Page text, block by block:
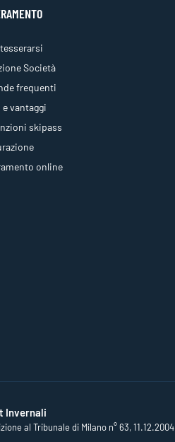
Società
frequenti
vantaggi
skipass
online
Invernali
al Tribunale di Milano n° 63, 11.12.2004